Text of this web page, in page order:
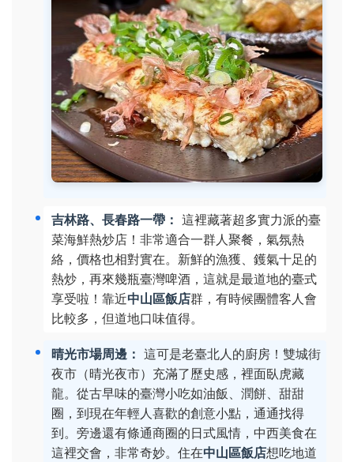
吉林路、長春路一帶： 這裡藏著超多實力派的臺
菜海鮮熱炒店！非常適合一群人聚餐，氣氛熱
絡，價格也相對實在。新鮮的漁獲、鑊氣十足的
熱炒，再來幾瓶臺灣啤酒，這就是最道地的臺式
享受啦！靠近中山區飯店群，有時候團體客人會
比較多，但道地口味值得。
晴光市場周邊： 這可是老臺北人的廚房！雙城街
夜市（晴光夜市）充滿了歷史感，裡面臥虎藏
龍。從古早味的臺灣小吃如油飯、潤餅、甜甜
圈，到現在年輕人喜歡的創意小點，通通找得
到。旁邊還有條通商圈的日式風情，中西美食在
這裡交會，非常奇妙。住在中山區飯店想吃地道